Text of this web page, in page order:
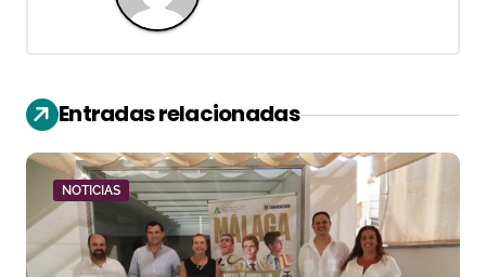
ó
n
d
e
e
Entradas relacionadas
NOTICIAS